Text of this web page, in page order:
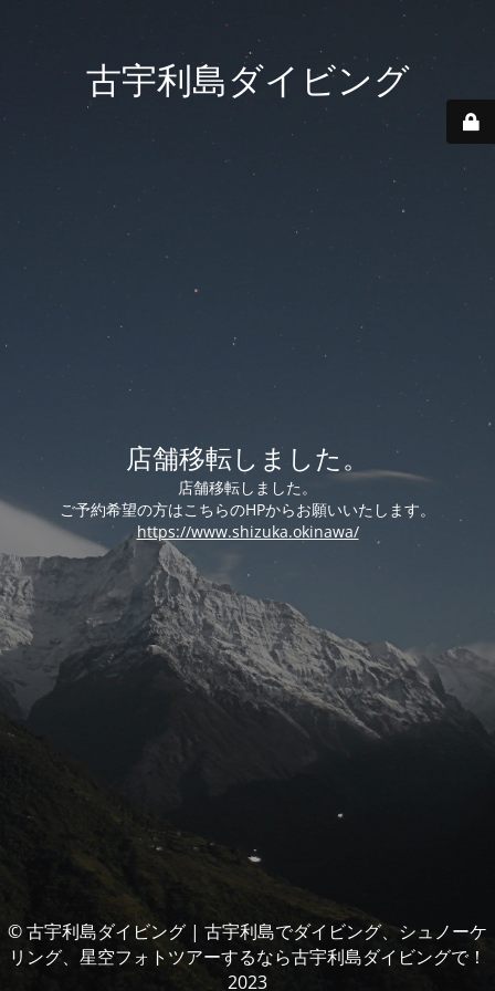
古宇利島ダイビング
店舗移転しました。
店舗移転しました。
ご予約希望の方はこちらのHPからお願いいたします。
https://www.shizuka.okinawa/
© 古宇利島ダイビング | 古宇利島でダイビング、シュノーケ
リング、星空フォトツアーするなら古宇利島ダイビングで！
2023